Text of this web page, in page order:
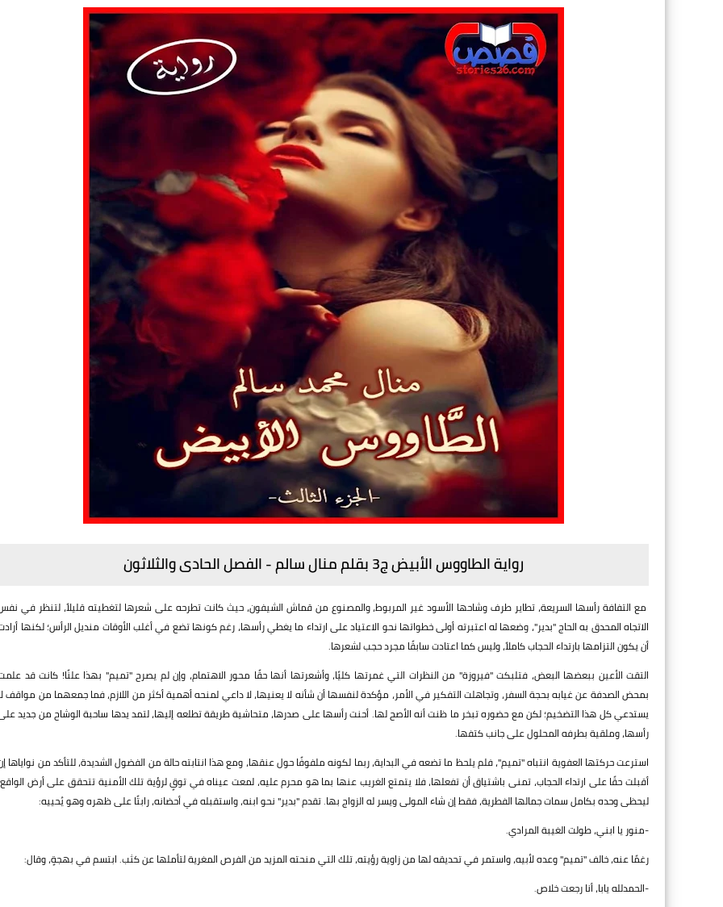
رواية الطاووس الأبيض ج3 بقلم منال سالم - الفصل الحادى والثلاثون
مع التفافة رأسها السريعة، تطاير طرف وشاحها الأسود غير المربوط، والمصنوع من قماش الشيفون، حيث كانت تطرحه على شعرها لتغطيته قليلاً، لتنظر في
الاتجاه المحدق به الحاج "بدير"، وضعها له اعتبرته أولى خطواتها نحو الاعتياد على ارتداء ما يغطي رأسها، رغم كونها تضع في أغلب الأوقات منديل الرأس؛ لكنها
أن يكون التزامها بارتداء الحجاب كاملاً، وليس كما اعتادت سابقًا مجرد حجب لشعرها.
التقت الأعين ببعضها البعض، فتلبكت "فيروزة" من النظرات التي غمرتها كليًا، وأشعرتها أنها حقًا محور الاهتمام، وإن لم يصرح "تميم" بهذا علنًا! كانت قد
بمحض الصدفة عن غيابه بحجة السفر، وتجاهلت التفكير في الأمر، مؤكدة لنفسها أن شأنه لا يعنيها، لا داعي لمنحه أهمية أكثر من اللازم، فما جمعهما من مواقف
يستدعي كل هذا التضخيم؛ لكن مع حضوره تبخر ما ظنت أنه الأصح لها. أحنت رأسها على صدرها، متحاشية طريقة تطلعه إليها، لتمد يدها ساحبة الوشاح من جديد
رأسها، وملقية بطرفه المحلول على جانب كتفها.
استرعت حركتها العفوية انتباه "تميم"، فلم يلحظ ما تضعه في البداية، ربما لكونه ملفوفًا حول عنقها، ومع هذا انتابته حالة من الفضول الشديدة، للتأكد من نواياها
أقبلت حقًا على ارتداء الحجاب، تمنى باشتياق أن تفعلها، فلا يتمتع الغريب عنها بما هو محرم عليه، لمعت عيناه في توقٍ لرؤية تلك الأمنية تتحقق على أرض
ليحظى وحده بكامل سمات جمالها الفطرية، فقط إن شاء المولى ويسر له الزواج بها. تقدم "بدير" نحو ابنه، واستقبله في أحضانه، رابتًا على ظهره وهو يُحييه:
-منور يا ابني، طولت الغيبة المرادي.
رغمًا عنه، خالف "تميم" وعده لأبيه، واستمر في تحديقه لها من زاوية رؤيته، تلك التي منحته المزيد من الفرص المغرية لتأملها عن كثب. ابتسم في بهجةٍ، وقال:
-الحمدلله يابا، أنا رجعت خلاص.